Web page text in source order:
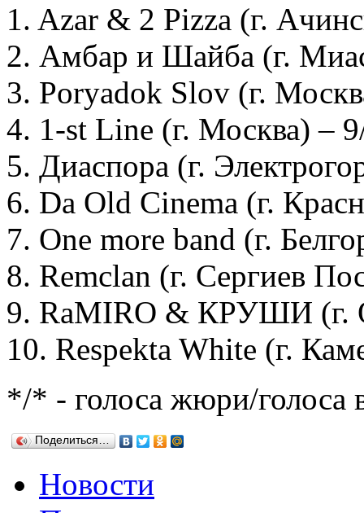
1. Azar & 2 Pizza (г.
2. Амбар и Шайба (г.
3. Poryadok Slov (г.
4. 1-st Line (г. Москва) –
5. Диаспора (г.
6. Da Old Cinema (г.
7. One more band (г.
8. Remclan (г. Сергиев
9. RaMIRO & КРУШИ (г.
10. Respekta White (г.
*/* - голоса жюри/голоса
Поделиться…
Новости